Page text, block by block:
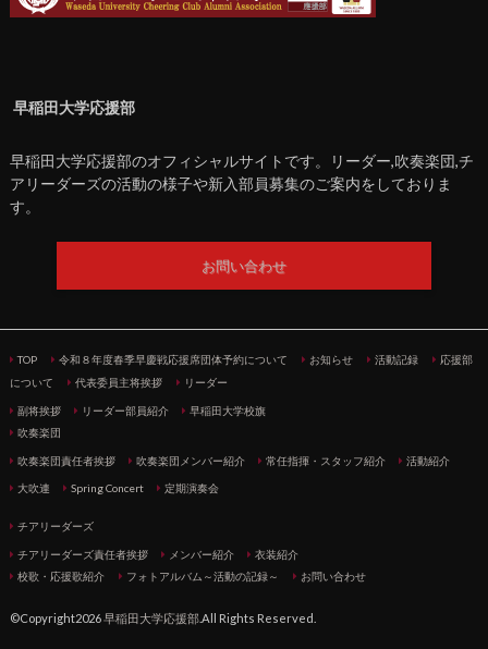
早稲田大学応援部
早稲田大学応援部のオフィシャルサイトです。リーダー,吹奏楽団,チ
アリーダーズの活動の様子や新入部員募集のご案内をしておりま
す。
お問い合わせ
TOP 令和８年度春季早慶戦応援席団体予約について お知らせ 活動記録
応援部
について
代表委員主将挨拶 リーダー
副将挨拶 リーダー部員紹介
早稲田大学校旗
吹奏楽団
吹奏楽団責任者挨拶 吹奏楽団メンバー紹介 常任指揮・スタッフ紹介 活動紹介
大吹連 Spring Concert 定期演奏会
チアリーダーズ
チアリーダーズ責任者挨拶 メンバー紹介
衣装紹介
校歌・応援歌紹介
フォトアルバム～活動の記録～ お問い合わせ
©Copyright2026早稲田大学応援部.All Rights Reserved.